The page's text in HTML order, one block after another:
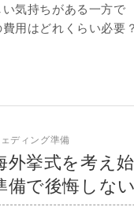
い気持ちがある一方で
費用はどれくらい必要
ディング準備
外挙式を考え
備で後悔しな